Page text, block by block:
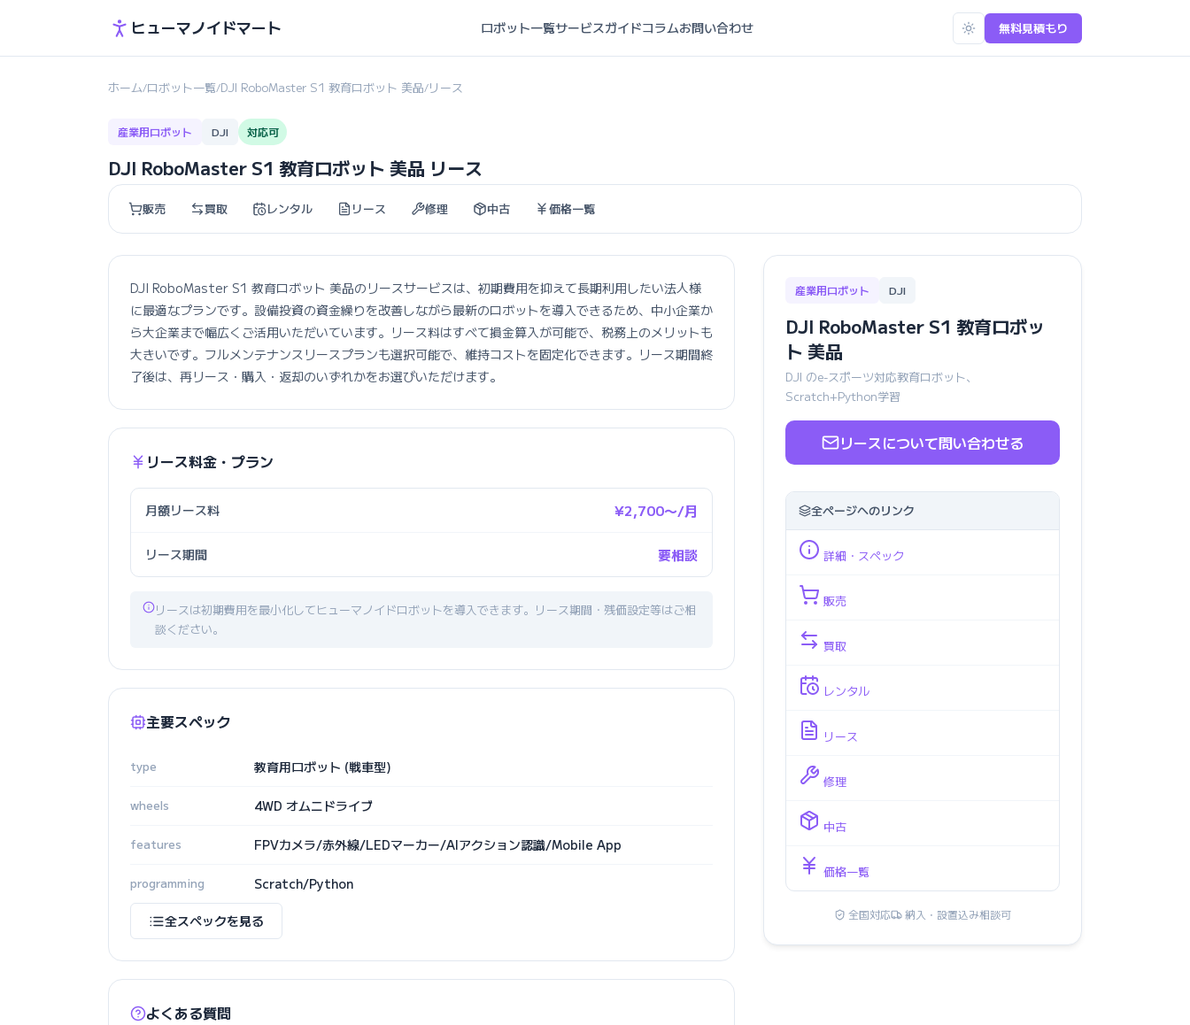
ヒューマノイドマート ロボット一覧サービスガイドコラムお問い合わせ 無料見積もり
ホーム/ロボット一覧/DJI RoboMaster S1 教育ロボット 美品/リース
産業用ロボット DJI 対応可
DJI RoboMaster S1 教育ロボット 美品 リース
販売 買取 レンタル リース 修理 中古 価格一覧
DJI RoboMaster S1 教育ロボット 美品のリースサービスは、初期費用を抑えて長期利用したい法人様
に最適なプランです。設備投資の資金繰りを改善しながら最新のロボットを導入できるため、中小企業か
ら大企業まで幅広くご活用いただいています。リース料はすべて損金算入が可能で、税務上のメリットも
大きいです。フルメンテナンスリースプランも選択可能で、維持コストを固定化できます。リース期間終
了後は、再リース・購入・返却のいずれかをお選びいただけます。
リース料金・プラン
月額リース料 ¥2,700〜/月
リース期間 要相談
リースは初期費用を最小化してヒューマノイドロボットを導入できます。リース期間・残価設定等はご相
談ください。
主要スペック
type 教育用ロボット (戦車型)
wheels 4WD オムニドライブ
features FPVカメラ/赤外線/LEDマーカー/AIアクション認識/Mobile App
programming Scratch/Python
全スペックを見る
よくある質問
産業用ロボット DJI
DJI RoboMaster S1 教育ロボッ
ト 美品
DJI のe-スポーツ対応教育ロボット、
Scratch+Python学習
リースについて問い合わせる
全ページへのリンク
詳細・スペック
販売
買取
レンタル
リース
修理
中古
価格一覧
全国対応 納入・設置込み相談可